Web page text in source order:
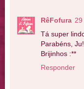
RêFofura
Tá super
Parabéns,
Brijinhos :**
Responder